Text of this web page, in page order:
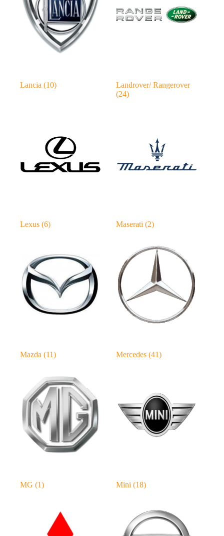
Lancia (10)
Landrover/ Rangerover
(24)
Lexus (6) Maserati(2)
Mazda (11) Mercedes(41)
MG (1) Mini(18)